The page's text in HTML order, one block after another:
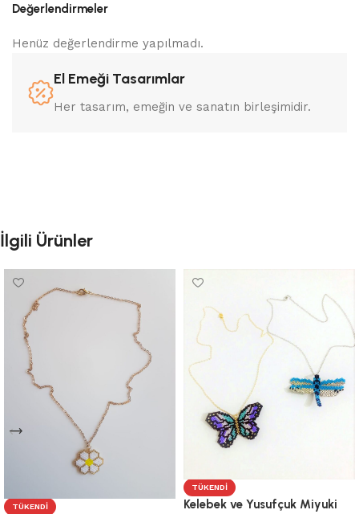
Değerlendirmeler
Henüz değerlendirme yapılmadı.
El Emeği Tasarımlar
Her tasarım, emeğin ve sanatın birleşimidir.
İlgili Ürünler
TÜKENDI
TÜKENDI
Kelebek ve Yusufçuk Miyuki